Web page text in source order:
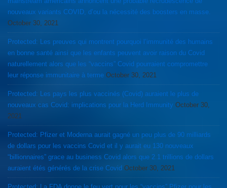
nouveaux variants COVID, d’ou la nécessité des boosters en masse.
October 30, 2021
Protected: Les preuves qui montrent pourquoi l’immunité des humains
en bonne santé ainsi que les enfants peuvent avoir raison du Covid
naturellement alors que les “vaccins” Covid pourraient compromettre
leur réponse immunitaire à terme October 30, 2021
Protected: Les pays les plus vaccinés (Covid) auraient le plus de
nouveaux cas Covid: implications pour la Herd Immunity October 30,
2021
Protected: Pfizer et Moderna aurait gagné un peu plus de 90 milliards
de dollars pour les vaccins Covid et il y aurait eu 130 nouveaux
“billionnaires” grace au business Covid alors que 2.1 trillions de dollars
auraient étés générés de la crise Covid October 30, 2021